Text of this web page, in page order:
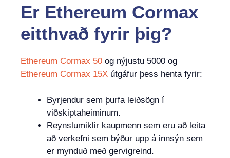
Er Ethereum Cormax
eitthvað fyrir þig?
Ethereum Cormax 50 og nýjustu 5000 og
Ethereum Cormax 15X útgáfur þess henta fyrir:
Byrjendur sem þurfa leiðsögn í
viðskiptaheiminum.
Reynslumiklir kaupmenn sem eru að leita
að verkefni sem býður upp á innsýn sem
er mynduð með gervigreind.